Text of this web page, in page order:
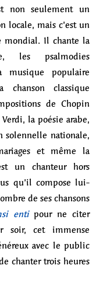
non seulement un
locale, mais c’est un
mondial. Il chante la
les psalmodies
musique populaire
classique
de Chopin
la poésie arabe,
solennelle nationale,
et même la
un chanteur hors
qu’il compose lui-
de ses chansons
enti pour ne citer
soir, cet immense
avec le public
chanter trois heures